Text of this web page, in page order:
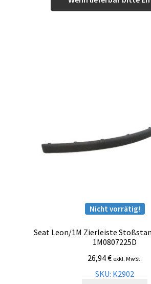
Nicht vorrätig!
Seat Leon/1M Zierleiste
1M0807225D
26,94€ exkl. MwSt.
SKU: K2902